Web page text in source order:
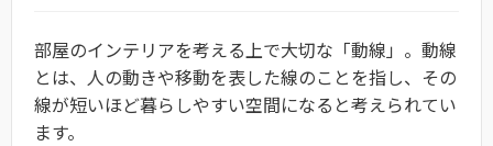
部屋のインテリアを考える上で大切な「動線」。動線
とは、人の動きや移動を表した線のことを指し、その
線が短いほど暮らしやすい空間になると考えられてい
ます。